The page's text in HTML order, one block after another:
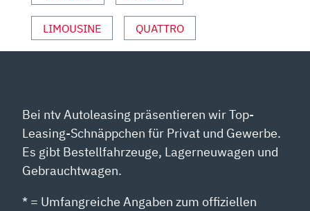
LIMOUSINE QUATTRO
Bei ntv Autoleasing präsentieren wir Top-
Leasing-Schnäppchen für Privat und Gewerbe.
Es gibt Bestellfahrzeuge, Lagerneuwagen und
Gebrauchtwagen.
* = Umfangreiche Angaben zum offiziellen